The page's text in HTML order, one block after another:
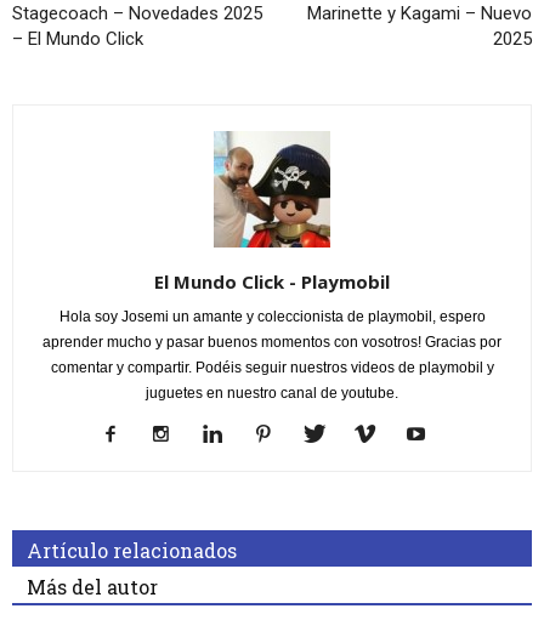
Stagecoach – Novedades 2025
– El Mundo Click
Marinette y Kagami – Nuevo
2025
El Mundo Click - Playmobil
Hola soy Josemi un amante y coleccionista de playmobil, espero
aprender mucho y pasar buenos momentos con vosotros! Gracias por
comentar y compartir. Podéis seguir nuestros videos de playmobil y
juguetes en nuestro canal de youtube.
Artículo relacionados
Más del autor